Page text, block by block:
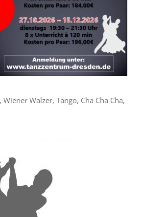
Walzer, Tango, Cha Cha Cha,